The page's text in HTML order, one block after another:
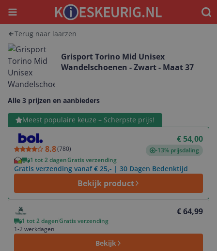
Menu
Terug naar laarzen
Grisport Torino Mid Unisex
Wandelschoenen - Zwart - Maat 37
Alle 3 prijzen en aanbieders
Meest populaire keuze – Scherpste prijs!
8.8(780)
€ 54,00
-13% prijsdaling
1 tot 2 dagenGratis verzending
Gratis verzending vanaf € 25,- | 30 Dagen Bedenktijd
Bekijk product
Bekijk product
€ 64,99
1 tot 2 dagenGratis verzending
1-2 werkdagen
Bekijk
Bekijk product